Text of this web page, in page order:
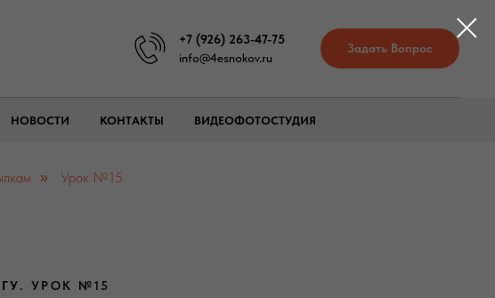
+7 (926) 263-47-75
info@4esnokov.ru
Задать Вопрос
НОВОСТИ КОНТАКТЫ ВИДЕОФОТОСТУДИЯ
» Урок №15
УРОК №15